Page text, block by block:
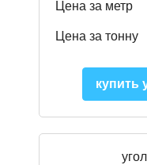
Цена за метр
Цена за тонну
купить